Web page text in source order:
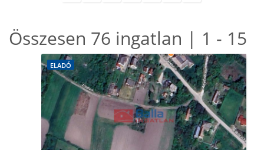
Összesen 76 ingatlan | 1 - 15
ELADÓ